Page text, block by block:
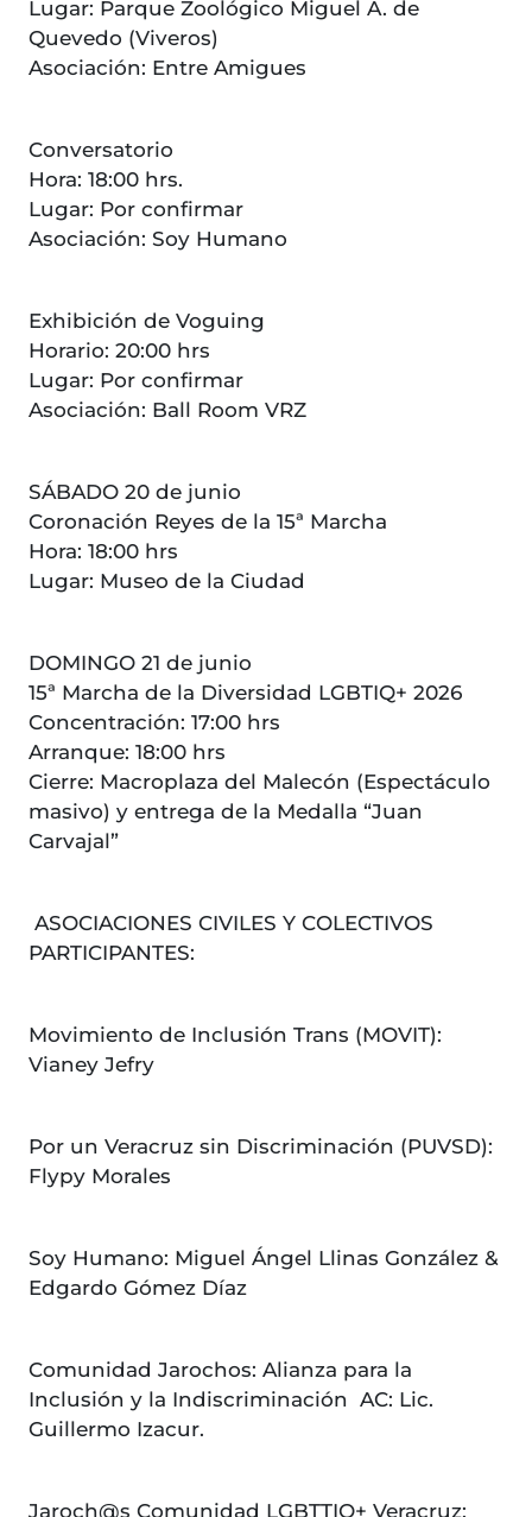
Lugar: Parque Zoológico Miguel A. de
Quevedo (Viveros)
Asociación: Entre Amigues
Conversatorio
Hora: 18:00 hrs.
Lugar: Por confirmar
Asociación: Soy Humano
Exhibición de Voguing
Horario: 20:00 hrs
Lugar: Por confirmar
Asociación: Ball Room VRZ
SÁBADO 20 de junio
Coronación Reyes de la 15ª Marcha
Hora: 18:00 hrs
Lugar: Museo de la Ciudad
DOMINGO 21 de junio
15ª Marcha de la Diversidad LGBTIQ+ 2026
Concentración: 17:00 hrs
Arranque: 18:00 hrs
Cierre: Macroplaza del Malecón (Espectáculo
masivo) y entrega de la Medalla “Juan
Carvajal”
ASOCIACIONES CIVILES Y COLECTIVOS
PARTICIPANTES:
Movimiento de Inclusión Trans (MOVIT):
Vianey Jefry
Por un Veracruz sin Discriminación (PUVSD):
Flypy Morales
Soy Humano: Miguel Ángel Llinas González &
Edgardo Gómez Díaz
Comunidad Jarochos: Alianza para la
Inclusión y la Indiscriminación AC: Lic.
Guillermo Izacur.
Jaroch@s Comunidad LGBTTIQ+ Veracruz: